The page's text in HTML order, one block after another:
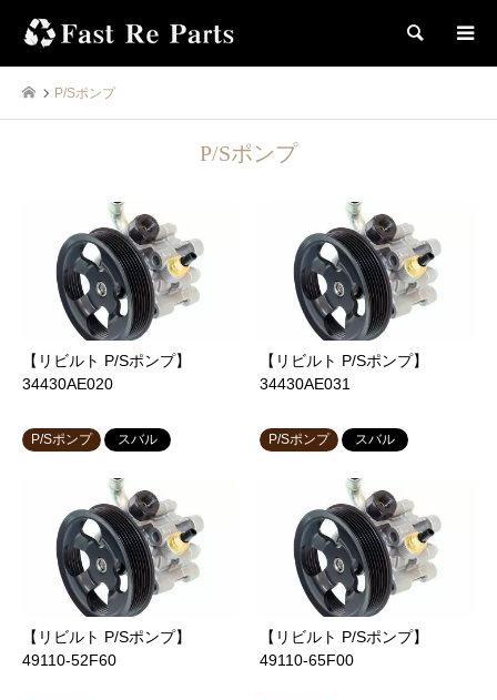
検索
P/Sポンプ
P/Sポンプ
【リビルト P/Sポンプ】
34430AE020
P/Sポンプ スバル
【リビルト P/Sポンプ】
34430AE031
P/Sポンプ スバル
【リビルト P/Sポンプ】
49110-52F60
【リビルト P/Sポンプ】
49110-65F00